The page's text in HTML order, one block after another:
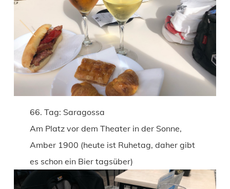
66. Tag: Saragossa
Am Platz vor dem Theater in der Sonne,
Amber 1900 (heute ist Ruhetag, daher gibt
es schon ein Bier tagsüber)